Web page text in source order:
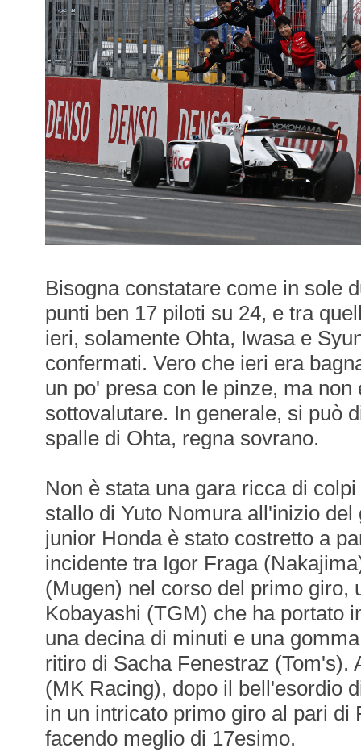
Bisogna constatare come in sole
punti ben 17 piloti su 24, e tra
ieri, solamente Ohta, Iwasa e
confermati. Vero che ieri era
un po' presa con le pinze, ma non
sottovalutare. In generale, si può
spalle di Ohta, regna sovrano.
Non è stata una gara ricca di
stallo di Yuto Nomura all'inizio
junior Honda è stato costretto a
incidente tra Igor Fraga
(Mugen) nel corso del primo giro,
Kobayashi (TGM) che ha portato
una decina di minuti e una
ritiro di Sacha Fenestraz (Tom's).
(MK Racing), dopo il bell'esordio
in un intricato primo giro al pari di
facendo meglio di 17esimo.